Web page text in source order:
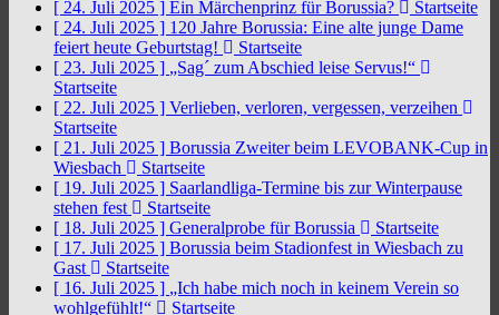
[ 24. Juli 2025 ] Ein Märchenprinz für Borussia?
Startseite
[ 24. Juli 2025 ] 120 Jahre Borussia: Eine alte junge Dame
feiert heute Geburtstag!
Startseite
[ 23. Juli 2025 ] „Sag´ zum Abschied leise Servus!“
Startseite
[ 22. Juli 2025 ] Verlieben, verloren, vergessen, verzeihen
Startseite
[ 21. Juli 2025 ] Borussia Zweiter beim LEVOBANK-Cup in
Wiesbach
Startseite
[ 19. Juli 2025 ] Saarlandliga-Termine bis zur Winterpause
stehen fest
Startseite
[ 18. Juli 2025 ] Generalprobe für Borussia
Startseite
[ 17. Juli 2025 ] Borussia beim Stadionfest in Wiesbach zu
Gast
Startseite
[ 16. Juli 2025 ] „Ich habe mich noch in keinem Verein so
wohlgefühlt!“
Startseite